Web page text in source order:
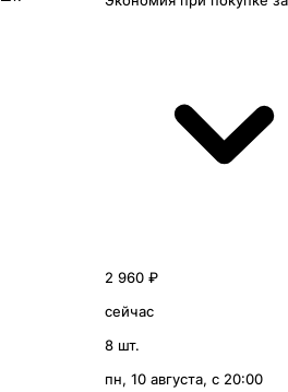
2 960 ₽
сейчас
8 шт.
пн, 10 августа, с 20:00